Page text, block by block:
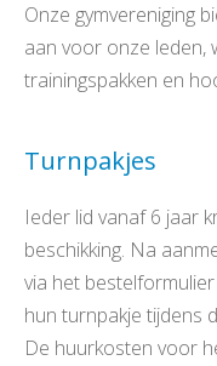
Onze gymvereniging
aan voor onze leden,
trainingspakken en
Turnpakjes
Ieder lid vanaf 6 jaar
beschikking. Na
via het
hun turnpakje tijdens
De huurkosten voor